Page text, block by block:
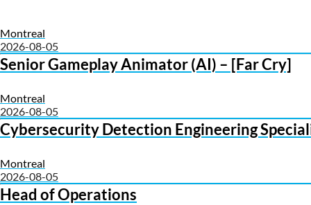
Montreal
2026-08-05
Senior Gameplay Animator (AI) – [Far Cry]
Montreal
2026-08-05
Cybersecurity Detection Engineering
Montreal
2026-08-05
Head of Operations